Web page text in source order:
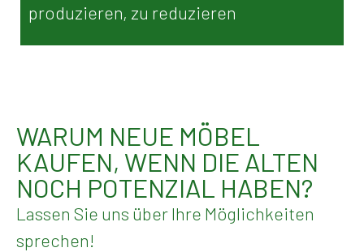
produzieren, zu reduzieren
WARUM NEUE MÖBEL
KAUFEN, WENN DIE ALTEN
NOCH POTENZIAL HABEN?
Lassen Sie uns über Ihre Möglichkeiten
sprechen!